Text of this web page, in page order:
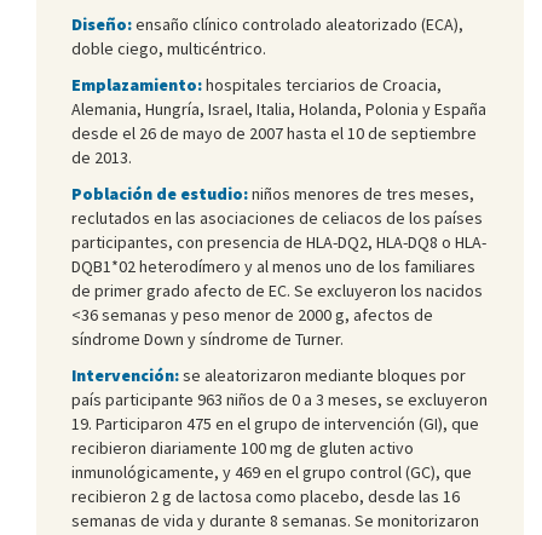
Diseño:ensaño clínico controlado aleatorizado (ECA),
doble ciego, multicéntrico.
Emplazamiento:hospitales terciarios de Croacia,
Alemania, Hungría, Israel, Italia, Holanda, Polonia y España
desde el 26 de mayo de 2007 hasta el 10 de septiembre
de 2013.
Población de estudio:niños menores de tres meses,
reclutados en las asociaciones de celiacos de los países
participantes, con presencia de HLA-DQ2, HLA-DQ8 o HLA-
DQB1*02 heterodímero y al menos uno de los familiares
de primer grado afecto de EC. Se excluyeron los nacidos
<36 semanas y peso menor de 2000 g, afectos de
síndrome Down y síndrome de Turner.
Intervención:se aleatorizaron mediante bloques por
país participante 963 niños de 0 a 3 meses, se excluyeron
19. Participaron 475 en el grupo de intervención (GI), que
recibieron diariamente 100 mg de gluten activo
inmunológicamente, y 469 en el grupo control (GC), que
recibieron 2 g de lactosa como placebo, desde las 16
semanas de vida y durante 8 semanas. Se monitorizaron